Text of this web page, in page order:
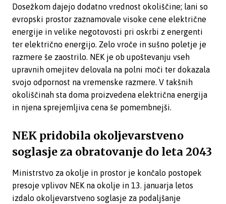
Dosežkom dajejo dodatno vrednost okoliščine; lani so
evropski prostor zaznamovale visoke cene električne
energije in velike negotovosti pri oskrbi z energenti
ter električno energijo. Zelo vroče in sušno poletje je
razmere še zaostrilo. NEK je ob upoštevanju vseh
upravnih omejitev delovala na polni moči ter dokazala
svojo odpornost na vremenske razmere. V takšnih
okoliščinah sta doma proizvedena električna energija
in njena sprejemljiva cena še pomembnejši.
NEK pridobila okoljevarstveno
soglasje za obratovanje do leta 2043
Ministrstvo za okolje in prostor je končalo postopek
presoje vplivov NEK na okolje in 13. januarja letos
izdalo okoljevarstveno soglasje za podaljšanje